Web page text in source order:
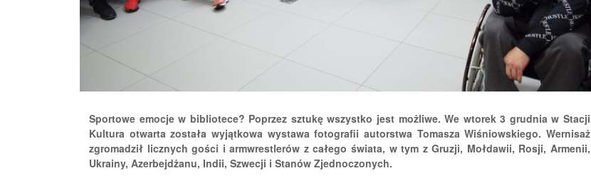
Sportowe emocje w bibliotece? Poprzez sztukę wszystko jest możliwe. We wtorek 3 grudnia w Stacji
Kultura otwarta została wyjątkowa wystawa fotografii autorstwa Tomasza Wiśniowskiego. Wernisaż
zgromadził licznych gości i armwrestlerów z całego świata, w tym z Gruzji, Mołdawii, Rosji, Armenii,
Ukrainy, Azerbejdżanu, Indii, Szwecji i Stanów Zjednoczonych.